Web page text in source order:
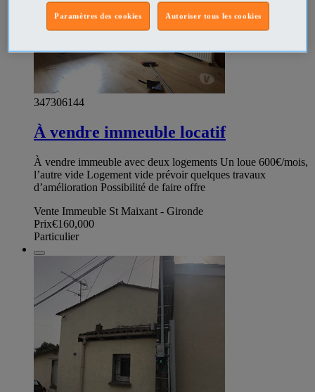
347306144
À vendre immeuble locatif
À vendre immeuble avec deux logements Un loue 600€/mois,
l’autre vide Logement vide prévoir quelques travaux
d’amélioration Possibilité de faire offre
Vente Immeuble St Maixant - Gironde
Prix€160,000
Particulier
Autoriser tous les cookies
Paramètres des cookies